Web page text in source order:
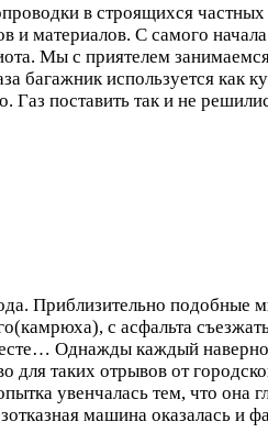
в строящихся
и материалов. С самого
Мы с приятелем
багажник используется как
поставить так и не
Приблизительно подобные
с асфальта
Однажды каждый
таких отрывов от
увенчалась тем, что она
машина оказалась и